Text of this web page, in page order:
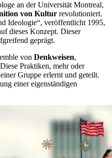
an der Universität Montreal,
von Kultur revolutioniert.
Ideologie“, veröffentlicht 1995,
dieses Konzept. Dieser
geprägt.
von Denkweisen,
Praktiken, mehr oder
Gruppe erlernt und geteilt.
einer eigenständigen